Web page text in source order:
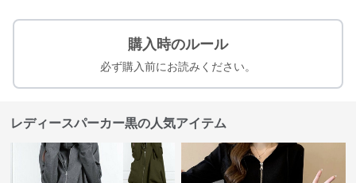
購入時のルール
必ず購入前にお読みください。
レディースパーカー黒の人気アイテム